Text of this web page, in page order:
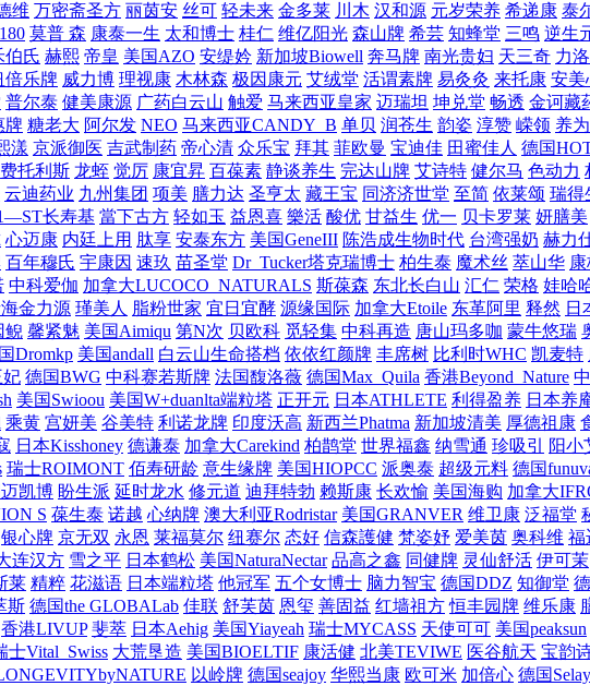
维 万密斋圣方 丽茵安 丝可 轻未来 金多莱 川木 汉和源 元岁荣养 希递康 泰
莫普 森 康泰一生 太和博士 桂仁 维亿阳光 森山牌 希芸 知蜂堂 三鸣 逆生
伯氏 赫熙 帝皇 美国AZO 安缇妗 新加坡Biowell 奔马牌 南光贵妇 天三奇 力
倍乐牌 威力博 理视康 木林森 极因康元 艾绒堂 活谓素牌 易灸灸 来托康 安美
普尔泰 健美康源 广药白云山 触爱 马来西亚皇家 迈瑞坦 坤兑堂 畅透 金诃藏
牌 糖老大 阿尔发 NEO 马来西亚CANDY_B 单贝 润苍生 韵姿 淳赞 嵘领 养
漾 京派御医 吉武制药 帝心清 众乐宝 拜其 菲欧曼 宝迪佳 田蜜佳人 德国
费托利斯 龙蛭 觉厉 康宜昇 百葆素 静谈养生 完达山牌 艾诗特 健尔马 色动力
云迪药业 九州集团 项美 膳力达 圣亨太 藏王宝 同济济世堂 至简 依莱颂 瑞得
长寿基 當下古方 轻如玉 益恩喜 樂活 酸优 甘益生 优一 贝卡罗莱 妍膳美
心迈康 内廷上用 肽享 安泰东方 美国GeneIII 陈浩成生物时代 台湾强奶 赫力
百年穆氏 宇康因 速玖 苗圣堂 Dr_Tucker塔克瑞博士 柏生泰 魔术丝 萃山华
中科爱伽 加拿大LUCOCO_NATURALS 斯葆森 东北长白山 汇仁 荣格 娃哈
金力源 瑾美人 脂粉世家 宜日宜酵 源缘国际 加拿大Etoile 东革阿里 释然 日
鲵 馨紧魅 美国Aimiqu 第N次 贝欧科 觅轻集 中科再造 唐山玛多咖 蒙牛悠瑞
Dromkp 美国andall 白云山生命搭档 依依红颜牌 丰席树 比利时WHC 凯麦特
妃 德国BWG 中科赛若斯牌 法国馥洛薇 德国Max_Quila 香港Beyond_Nature
美国Swioou 美国W+duanlta端粒塔 正开元 日本ATHLETE 利得盈养 日本养
乘黄 宫妍美 谷美特 利诺龙牌 印度沃高 新西兰Phatma 新加坡清美 厚德祖康
日本Kisshoney 德谦泰 加拿大Carekind 柏鹊堂 世界福鑫 纳雪通 珍吸引 阳小
瑞士ROIMONT 佰寿研龄 意生缘牌 美国HIOPCC 派奥泰 超级元料 德国
凯博 盼生派 延时龙水 修元道 迪拜特勃 赖斯康 长欢愉 美国海购 加拿大
S 葆生泰 诺越 心纳牌 澳大利亚Rodristar 美国GRANVER 维卫康 泛福堂
银心牌 京无双 永恩 莱福莫尔 纽赛尔 态好 信森護健 梵姿妤 爱美茵 奥科维 福
连汉方 雪之平 日本鹤松 美国NaturaNectar 品高之鑫 同健牌 灵仙舒活 伊可茉
莱 精粹 花滋语 日本端粒塔 他冠军 五个女博士 脑力智宝 德国DDZ 知御堂
斯 德国the GLOBALab 佳联 舒芙茵 恩玺 善固益 红墙祖方 恒丰园牌 维乐康
香港LIVUP 斐萃 日本Aehig 美国Yiayeah 瑞士MYCASS 天使可可 美国peaksun
士Vital_Swiss 大荒垦造 美国BIOELTIF 康活健 北美TEVIWE 医谷航天 宝韵
以岭牌 德国seajoy 华熙当康 欧可米 加倍心 德国Selay